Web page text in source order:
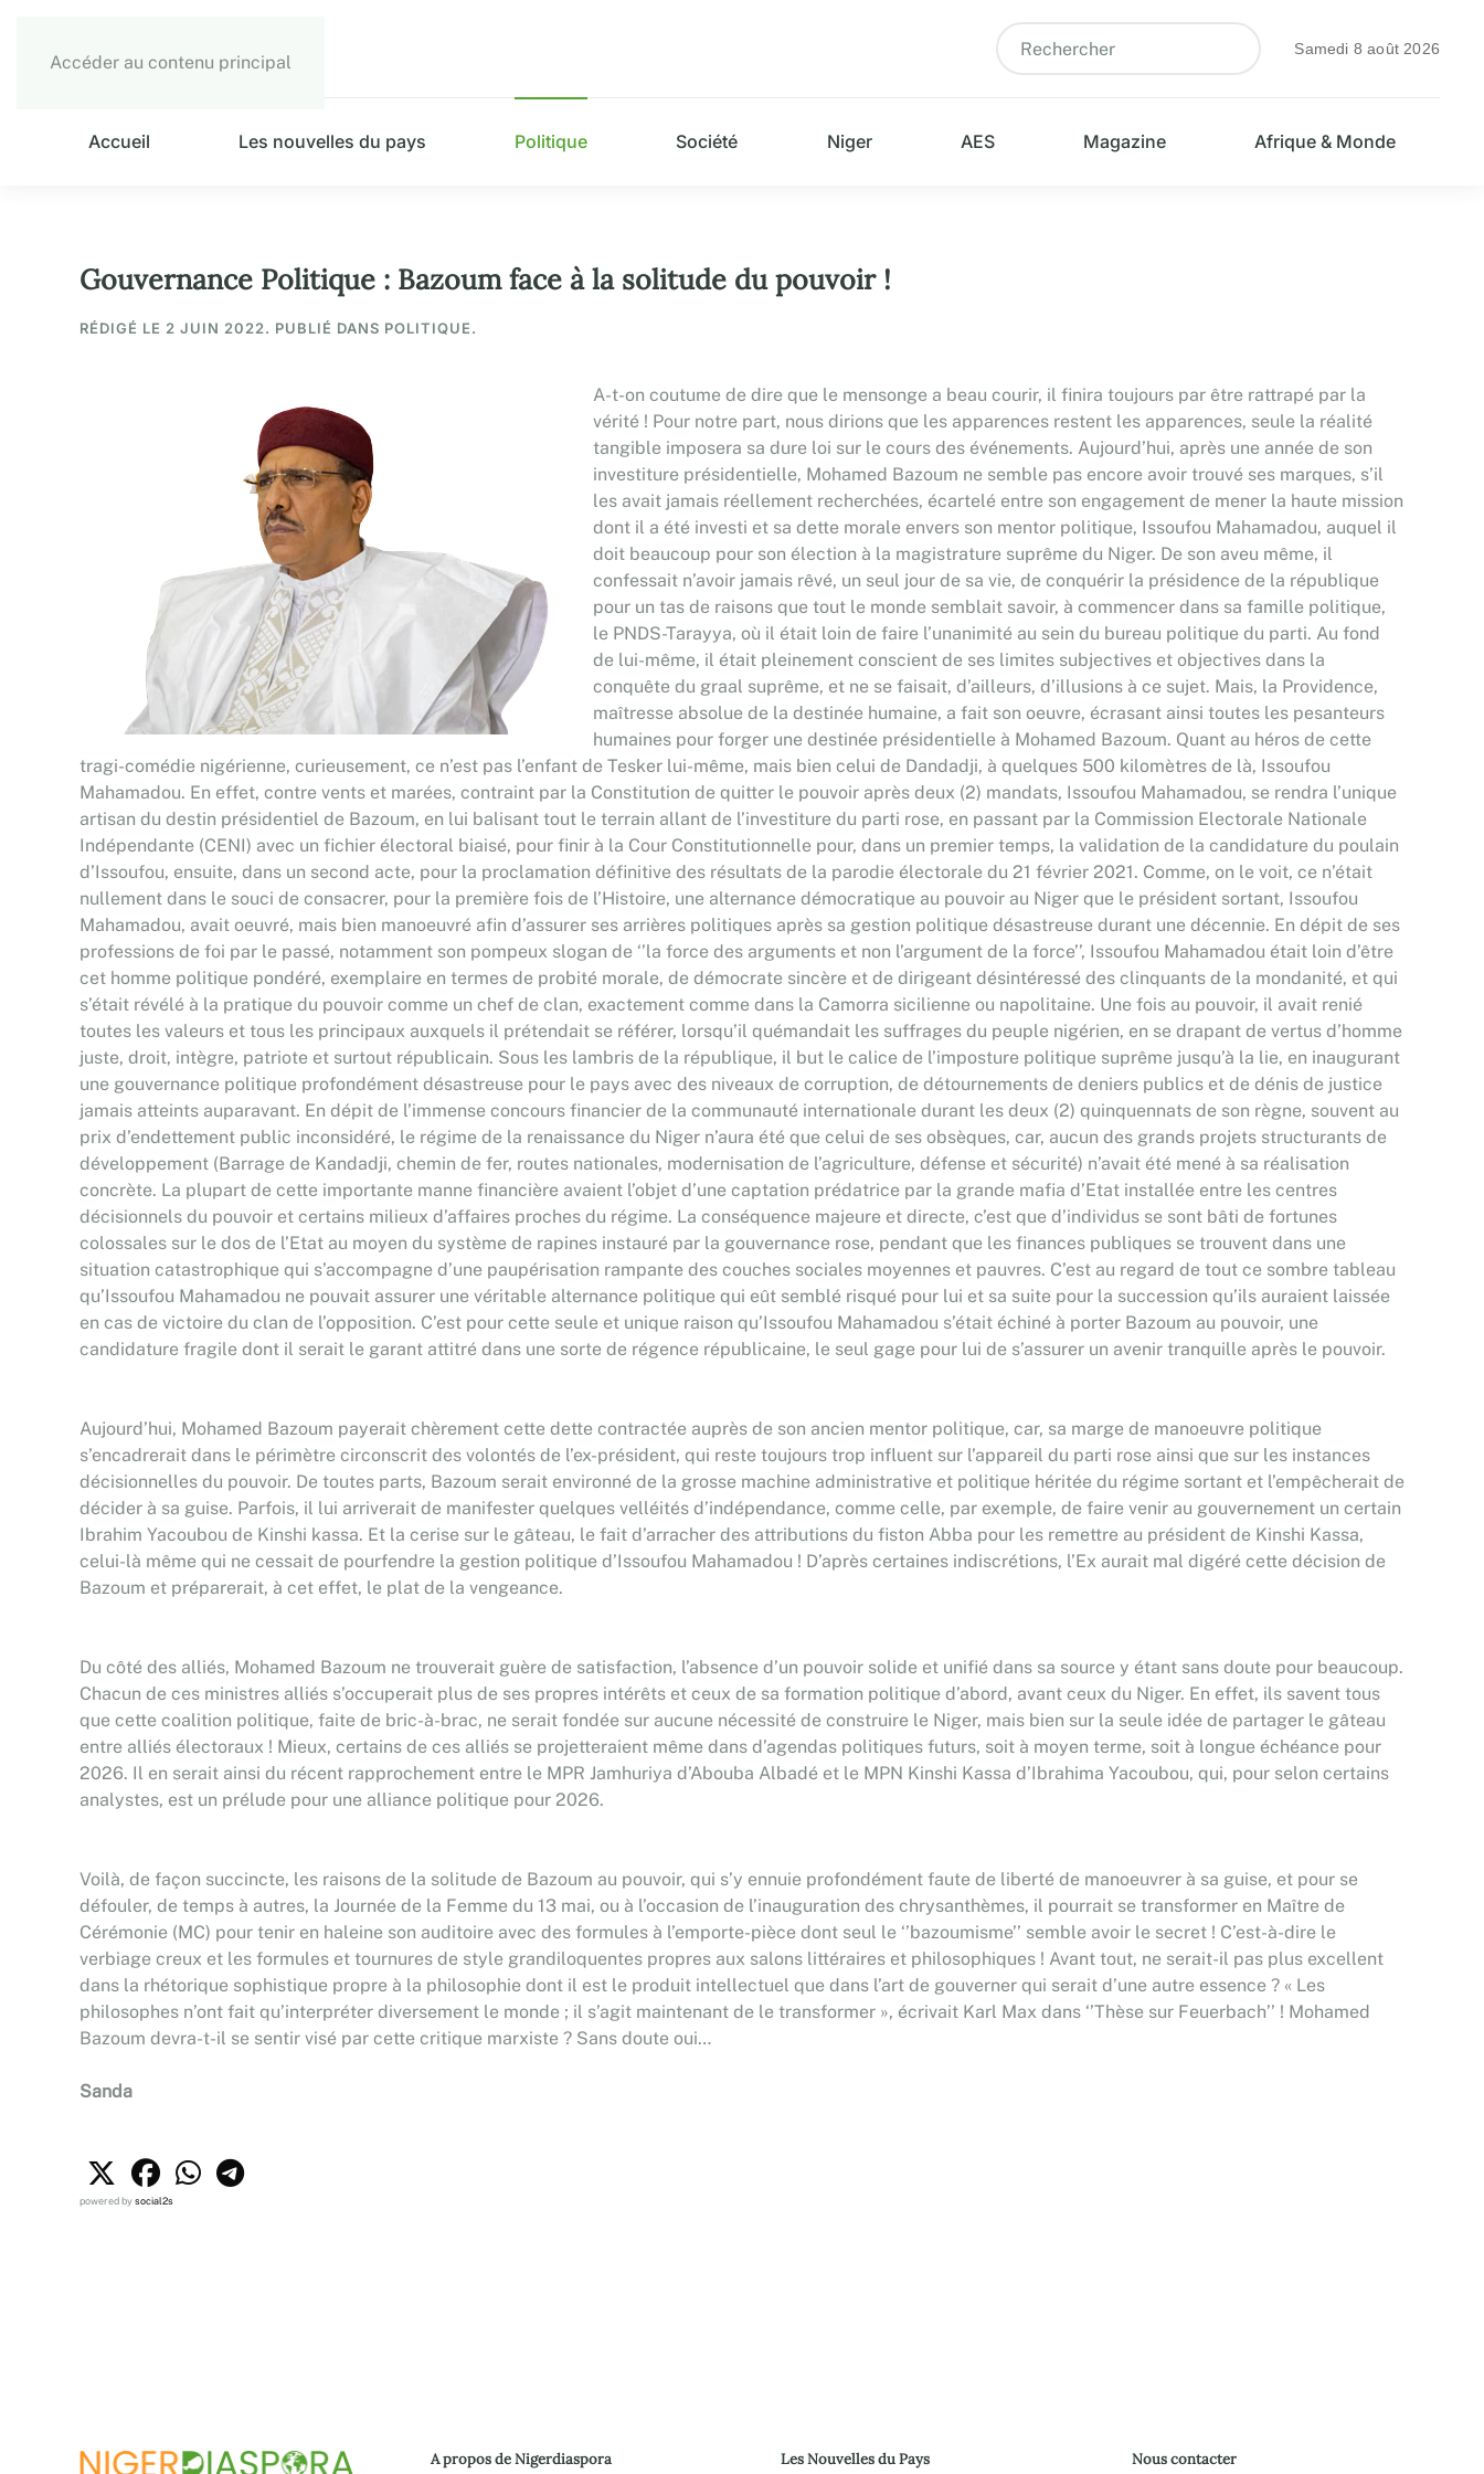
Accéder au contenu principal
Samedi 8 août 2026
Accueil Les nouvelles du pays Politique Société Niger AES Magazine Afrique & Monde
Gouvernance Politique : Bazoum face à la solitude du pouvoir !
RÉDIGÉ LE 2 JUIN 2022. PUBLIÉ DANS POLITIQUE.
A-t-on coutume de dire que le mensonge a beau courir, il finira toujours par être rattrapé par la
vérité ! Pour notre part, nous dirions que les apparences restent les apparences, seule la réalité
tangible imposera sa dure loi sur le cours des événements. Aujourd’hui, après une année de son
investiture présidentielle, Mohamed Bazoum ne semble pas encore avoir trouvé ses marques, s’il
les avait jamais réellement recherchées, écartelé entre son engagement de mener la haute mission
dont il a été investi et sa dette morale envers son mentor politique, Issoufou Mahamadou, auquel il
doit beaucoup pour son élection à la magistrature suprême du Niger. De son aveu même, il
confessait n’avoir jamais rêvé, un seul jour de sa vie, de conquérir la présidence de la république
pour un tas de raisons que tout le monde semblait savoir, à commencer dans sa famille politique,
le PNDS-Tarayya, où il était loin de faire l’unanimité au sein du bureau politique du parti. Au fond
de lui-même, il était pleinement conscient de ses limites subjectives et objectives dans la
conquête du graal suprême, et ne se faisait, d’ailleurs, d’illusions à ce sujet. Mais, la Providence,
maîtresse absolue de la destinée humaine, a fait son oeuvre, écrasant ainsi toutes les pesanteurs
humaines pour forger une destinée présidentielle à Mohamed Bazoum. Quant au héros de cette
tragi-comédie nigérienne, curieusement, ce n’est pas l’enfant de Tesker lui-même, mais bien celui de Dandadji, à quelques 500 kilomètres de là, Issoufou
Mahamadou. En effet, contre vents et marées, contraint par la Constitution de quitter le pouvoir après deux (2) mandats, Issoufou Mahamadou, se rendra l’unique
artisan du destin présidentiel de Bazoum, en lui balisant tout le terrain allant de l’investiture du parti rose, en passant par la Commission Electorale Nationale
Indépendante (CENI) avec un fichier électoral biaisé, pour finir à la Cour Constitutionnelle pour, dans un premier temps, la validation de la candidature du poulain
d’Issoufou, ensuite, dans un second acte, pour la proclamation définitive des résultats de la parodie électorale du 21 février 2021. Comme, on le voit, ce n’était
nullement dans le souci de consacrer, pour la première fois de l’Histoire, une alternance démocratique au pouvoir au Niger que le président sortant, Issoufou
Mahamadou, avait oeuvré, mais bien manoeuvré afin d’assurer ses arrières politiques après sa gestion politique désastreuse durant une décennie. En dépit de ses
professions de foi par le passé, notamment son pompeux slogan de ‘’la force des arguments et non l’argument de la force’’, Issoufou Mahamadou était loin d’être
cet homme politique pondéré, exemplaire en termes de probité morale, de démocrate sincère et de dirigeant désintéressé des clinquants de la mondanité, et qui
s’était révélé à la pratique du pouvoir comme un chef de clan, exactement comme dans la Camorra sicilienne ou napolitaine. Une fois au pouvoir, il avait renié
toutes les valeurs et tous les principaux auxquels il prétendait se référer, lorsqu’il quémandait les suffrages du peuple nigérien, en se drapant de vertus d’homme
juste, droit, intègre, patriote et surtout républicain. Sous les lambris de la république, il but le calice de l’imposture politique suprême jusqu’à la lie, en inaugurant
une gouvernance politique profondément désastreuse pour le pays avec des niveaux de corruption, de détournements de deniers publics et de dénis de justice
jamais atteints auparavant. En dépit de l’immense concours financier de la communauté internationale durant les deux (2) quinquennats de son règne, souvent au
prix d’endettement public inconsidéré, le régime de la renaissance du Niger n’aura été que celui de ses obsèques, car, aucun des grands projets structurants de
développement (Barrage de Kandadji, chemin de fer, routes nationales, modernisation de l’agriculture, défense et sécurité) n’avait été mené à sa réalisation
concrète. La plupart de cette importante manne financière avaient l’objet d’une captation prédatrice par la grande mafia d’Etat installée entre les centres
décisionnels du pouvoir et certains milieux d’affaires proches du régime. La conséquence majeure et directe, c’est que d’individus se sont bâti de fortunes
colossales sur le dos de l’Etat au moyen du système de rapines instauré par la gouvernance rose, pendant que les finances publiques se trouvent dans une
situation catastrophique qui s’accompagne d’une paupérisation rampante des couches sociales moyennes et pauvres. C’est au regard de tout ce sombre tableau
qu’Issoufou Mahamadou ne pouvait assurer une véritable alternance politique qui eût semblé risqué pour lui et sa suite pour la succession qu’ils auraient laissée
en cas de victoire du clan de l’opposition. C’est pour cette seule et unique raison qu’Issoufou Mahamadou s’était échiné à porter Bazoum au pouvoir, une
candidature fragile dont il serait le garant attitré dans une sorte de régence républicaine, le seul gage pour lui de s’assurer un avenir tranquille après le pouvoir.
Aujourd’hui, Mohamed Bazoum payerait chèrement cette dette contractée auprès de son ancien mentor politique, car, sa marge de manoeuvre politique
s’encadrerait dans le périmètre circonscrit des volontés de l’ex-président, qui reste toujours trop influent sur l’appareil du parti rose ainsi que sur les instances
décisionnelles du pouvoir. De toutes parts, Bazoum serait environné de la grosse machine administrative et politique héritée du régime sortant et l’empêcherait de
décider à sa guise. Parfois, il lui arriverait de manifester quelques velléités d’indépendance, comme celle, par exemple, de faire venir au gouvernement un certain
Ibrahim Yacoubou de Kinshi kassa. Et la cerise sur le gâteau, le fait d’arracher des attributions du fiston Abba pour les remettre au président de Kinshi Kassa,
celui-là même qui ne cessait de pourfendre la gestion politique d’Issoufou Mahamadou ! D’après certaines indiscrétions, l’Ex aurait mal digéré cette décision de
Bazoum et préparerait, à cet effet, le plat de la vengeance.
Du côté des alliés, Mohamed Bazoum ne trouverait guère de satisfaction, l’absence d’un pouvoir solide et unifié dans sa source y étant sans doute pour beaucoup.
Chacun de ces ministres alliés s’occuperait plus de ses propres intérêts et ceux de sa formation politique d’abord, avant ceux du Niger. En effet, ils savent tous
que cette coalition politique, faite de bric-à-brac, ne serait fondée sur aucune nécessité de construire le Niger, mais bien sur la seule idée de partager le gâteau
entre alliés électoraux ! Mieux, certains de ces alliés se projetteraient même dans d’agendas politiques futurs, soit à moyen terme, soit à longue échéance pour
2026. Il en serait ainsi du récent rapprochement entre le MPR Jamhuriya d’Abouba Albadé et le MPN Kinshi Kassa d’Ibrahima Yacoubou, qui, pour selon certains
analystes, est un prélude pour une alliance politique pour 2026.
Voilà, de façon succincte, les raisons de la solitude de Bazoum au pouvoir, qui s’y ennuie profondément faute de liberté de manoeuvrer à sa guise, et pour se
défouler, de temps à autres, la Journée de la Femme du 13 mai, ou à l’occasion de l’inauguration des chrysanthèmes, il pourrait se transformer en Maître de
Cérémonie (MC) pour tenir en haleine son auditoire avec des formules à l’emporte-pièce dont seul le ‘’bazoumisme’’ semble avoir le secret ! C’est-à-dire le
verbiage creux et les formules et tournures de style grandiloquentes propres aux salons littéraires et philosophiques ! Avant tout, ne serait-il pas plus excellent
dans la rhétorique sophistique propre à la philosophie dont il est le produit intellectuel que dans l’art de gouverner qui serait d’une autre essence ? « Les
philosophes n’ont fait qu’interpréter diversement le monde ; il s’agit maintenant de le transformer », écrivait Karl Max dans ‘’Thèse sur Feuerbach’’ ! Mohamed
Bazoum devra-t-il se sentir visé par cette critique marxiste ? Sans doute oui…
Sanda
powered bysocial2s
A propos de Nigerdiaspora Les Nouvelles du Pays Nous contacter